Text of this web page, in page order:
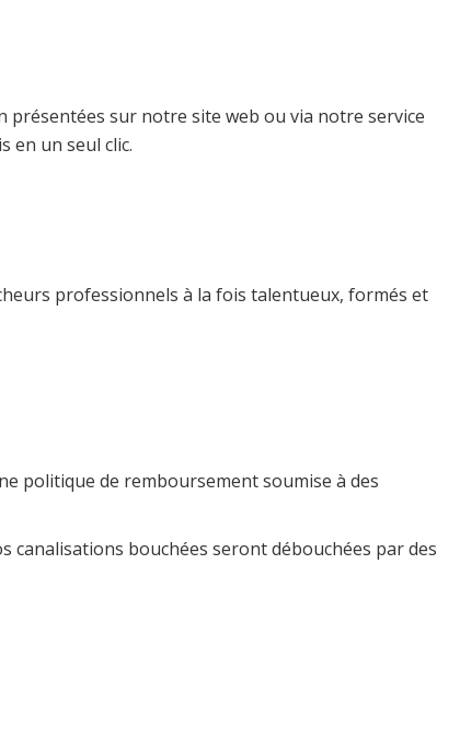
présentées sur notre site web ou via notre service
en un seul clic.
professionnels à la fois talentueux, formés et
politique de remboursement soumise à des
bouchées seront débouchées par des